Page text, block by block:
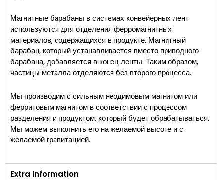
Магнитные барабаны в системах конвейерных лент
используются для отделения ферромагнитных
материалов, содержащихся в продукте. Магнитный
барабан, который устанавливается вместо приводного
барабана, добавляется в конец ленты. Таким образом,
частицы металла отделяются без второго процесса.
Мы производим с сильным неодимовым магнитом или
ферритовым магнитом в соответствии с процессом
разделения и продуктом, который будет обрабатываться.
Мы можем выполнить его на желаемой высоте и с
желаемой гравитацией.
Extra Information